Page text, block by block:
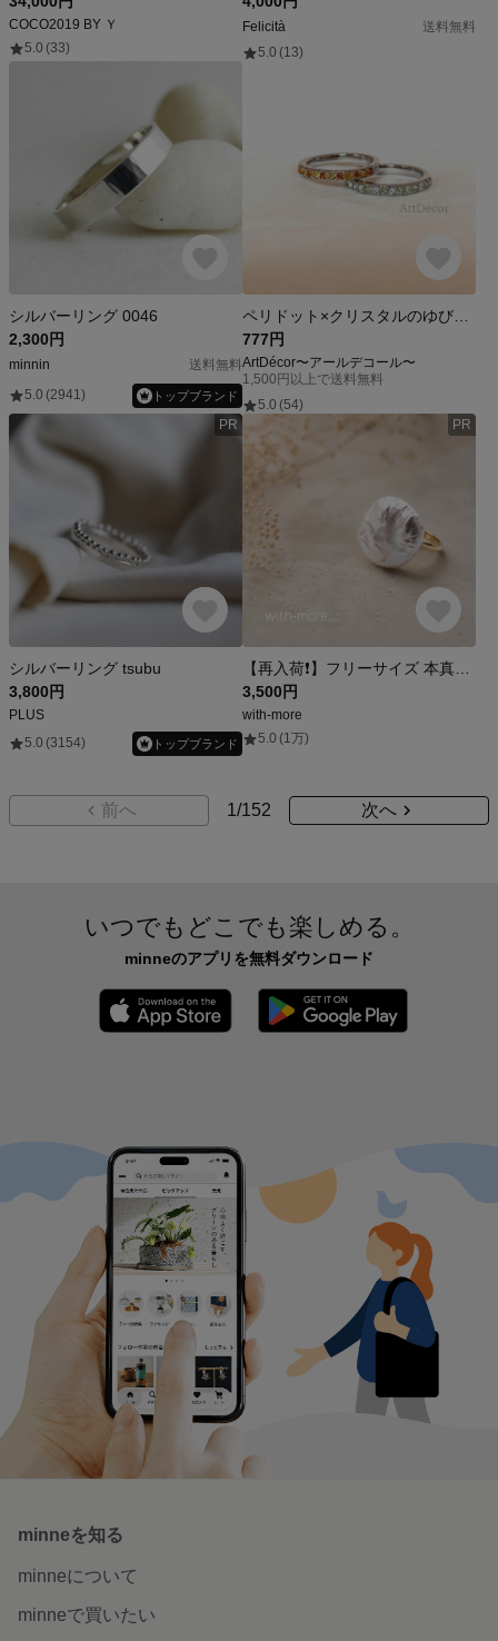
COCO2019 BY Ｙ
5.0 (33)
Felicità
送料無料
5.0 (13)
シルバーリング 0046
2,300円
minnin
送料無料
5.0 (2941) トップブランド
777円
ArtDécor〜アールデコール〜
1,500円以上で送料無料
5.0 (54)
PR
シルバーリング tsubu
3,800円
PLUS
5.0 (3154) トップブランド
PR
3,500円
with-more
5.0 (1万)
前へ 1/152 次へ
いつでもどこでも楽しめる。
minneのアプリを無料ダウンロード
minneを知る
minneについて
minneで買いたい